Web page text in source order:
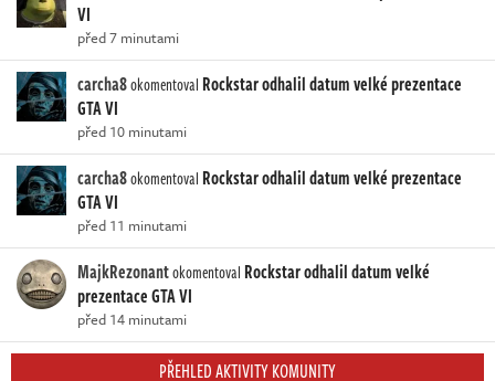
VI
před 7 minutami
carcha8okomentoval Rockstar odhalil datum velké prezentace
GTA VI
před 10 minutami
carcha8okomentoval Rockstar odhalil datum velké prezentace
GTA VI
před 11 minutami
MajkRezonantokomentoval Rockstar odhalil datum velké
prezentace GTA VI
před 14 minutami
PŘEHLED AKTIVITY KOMUNITY